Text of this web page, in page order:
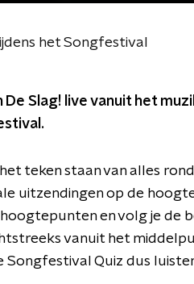
het Songfestival
De Slag! live vanuit het
teken staan van alles
uitzendingen op de
en volg je de
vanuit het
Quiz dus